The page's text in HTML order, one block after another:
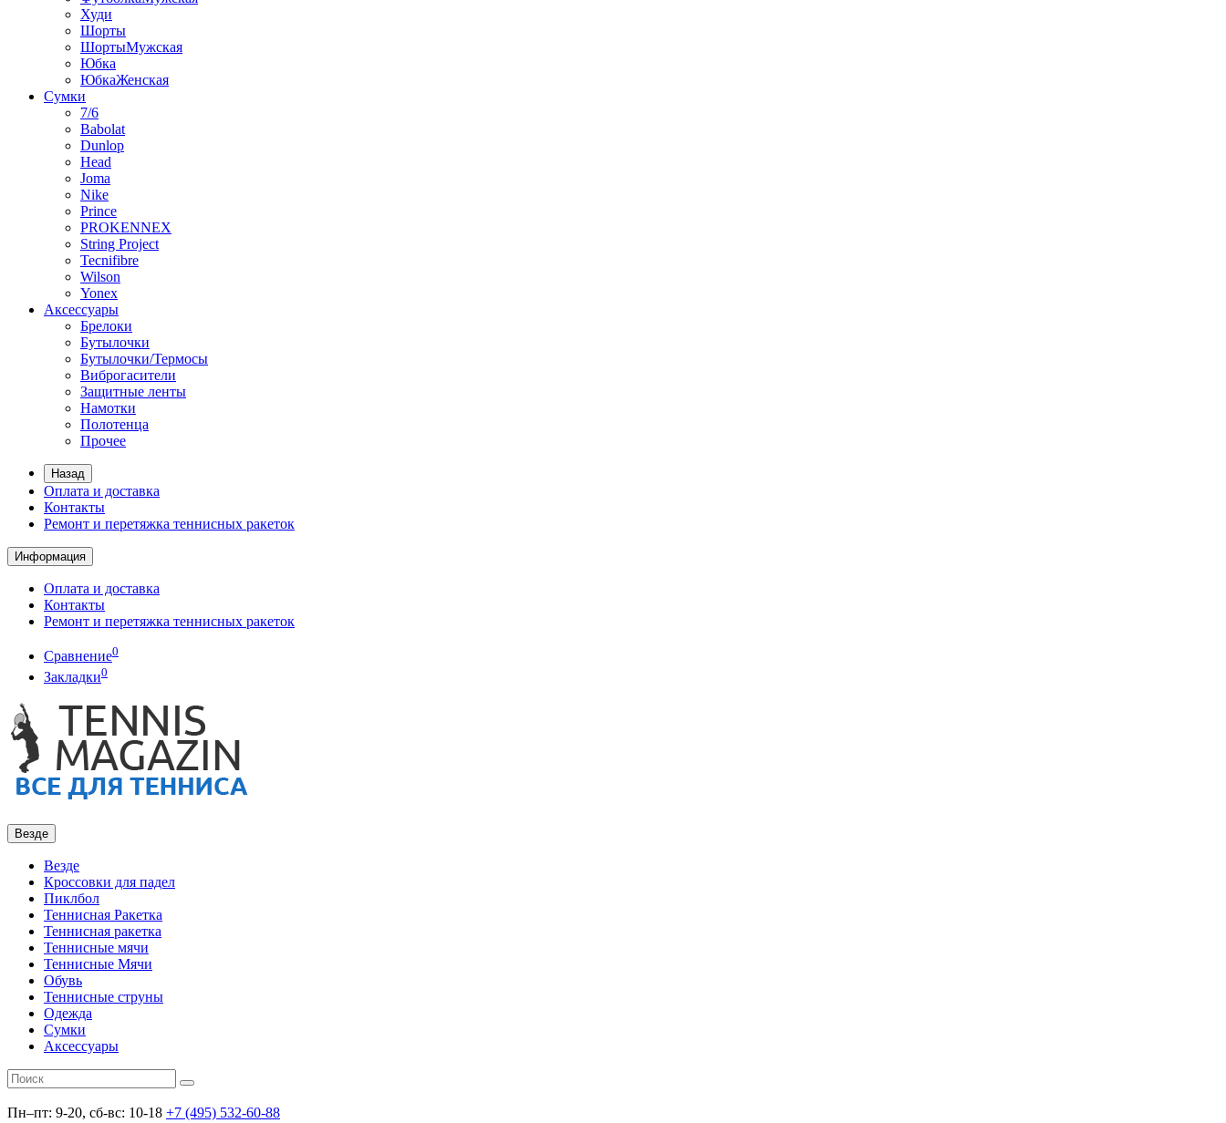
Худи
Шорты
ШортыМужская
Юбка
ЮбкаЖенская
Сумки
7/6
Babolat
Dunlop
Head
Joma
Nike
Prince
PROKENNEX
String Project
Tecnifibre
Wilson
Yonex
Аксессуары
Брелоки
Бутылочки
Бутылочки/Термосы
Виброгасители
Защитные ленты
Намотки
Полотенца
Прочее
Назад
Оплата и доставка
Контакты
Ремонт и перетяжка теннисных ракеток
Информация
Оплата и доставка
Контакты
Ремонт и перетяжка теннисных ракеток
Сравнение0
Закладки0
Везде
Везде
Кроссовки для падел
Пиклбол
Теннисная Ракетка
Теннисная ракетка
Теннисные мячи
Теннисные Мячи
Обувь
Теннисные струны
Одежда
Сумки
Аксессуары
Пн–пт: 9-20, сб-вс: 10-18 +7 (495) 532-60-88